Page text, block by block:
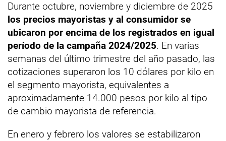
Durante octubre, noviembre y diciembre de 2025
los precios mayoristas y al consumidor se
ubicaron por encima de los registrados en igual
período de la campaña 2024/2025. En varias
semanas del último trimestre del año pasado, las
cotizaciones superaron los 10 dólares por kilo en
el segmento mayorista, equivalentes a
aproximadamente 14.000 pesos por kilo al tipo
de cambio mayorista de referencia.
En enero y febrero los valores se estabilizaron